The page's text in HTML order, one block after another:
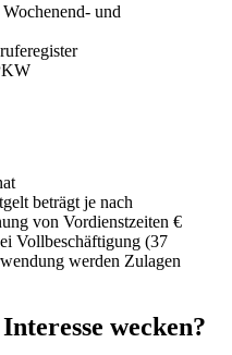
und
beträgt je nach
von Vordienstzeiten €
Vollbeschäftigung (37
werden Zulagen
wecken?